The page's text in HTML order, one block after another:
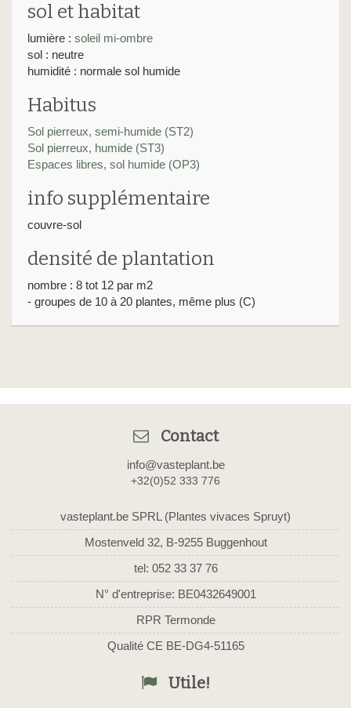
sol et habitat
lumière : soleil mi-ombre
sol : neutre
humidité : normale sol humide
Habitus
Sol pierreux, semi-humide (ST2)
Sol pierreux, humide (ST3)
Espaces libres, sol humide (OP3)
info supplémentaire
couvre-sol
densité de plantation
nombre : 8 tot 12 par m2
- groupes de 10 à 20 plantes, même plus (C)
Contact
info@vasteplant.be
+32(0)52 333 776
vasteplant.be SPRL (Plantes vivaces Spruyt)
Mostenveld 32, B-9255 Buggenhout
tel: 052 33 37 76
N° d'entreprise: BE0432649001
RPR Termonde
Qualité CE BE-DG4-51165
Utile!